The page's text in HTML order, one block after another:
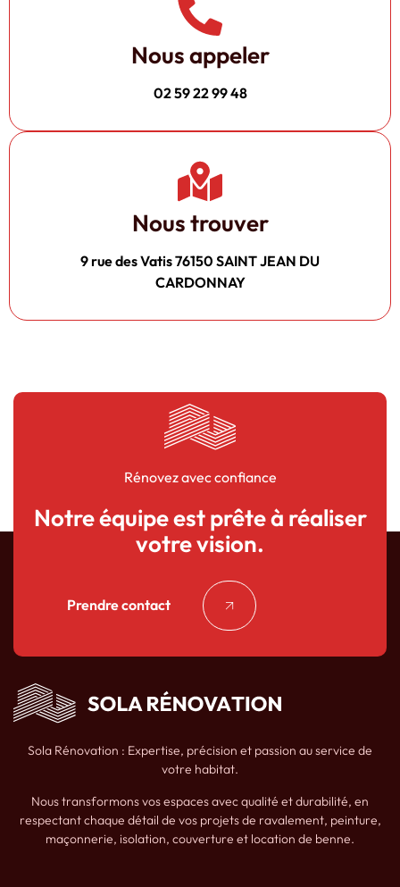
Nous appeler
02 59 22 99 48
Nous trouver
9 rue des Vatis 76150 SAINT JEAN DU
CARDONNAY
Rénovez avec confiance
Notre équipe est prête à réaliser
votre vision.
Prendre contact
Sola Rénovation : Expertise, précision et passion au service de
votre habitat.
Nous transformons vos espaces avec qualité et durabilité, en
respectant chaque détail de vos projets de ravalement, peinture,
maçonnerie, isolation, couverture et location de benne.